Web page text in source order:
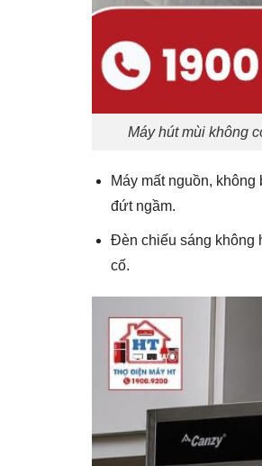
Máy hút mùi không
Máy mất nguồn,
đứt ngầm.
Đèn chiếu sáng không
cố.